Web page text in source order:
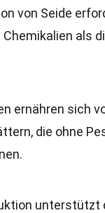
von Seide
als
ernähren sich
die ohne
unterstützt